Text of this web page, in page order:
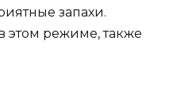
запахи.
этом режиме, также